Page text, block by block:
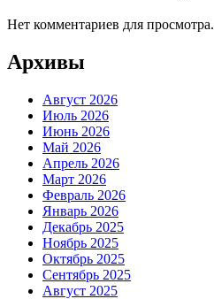
Нет комментариев для просмотра.
Архивы
Август 2026
Июль 2026
Июнь 2026
Май 2026
Апрель 2026
Март 2026
Февраль 2026
Январь 2026
Декабрь 2025
Ноябрь 2025
Октябрь 2025
Сентябрь 2025
Август 2025